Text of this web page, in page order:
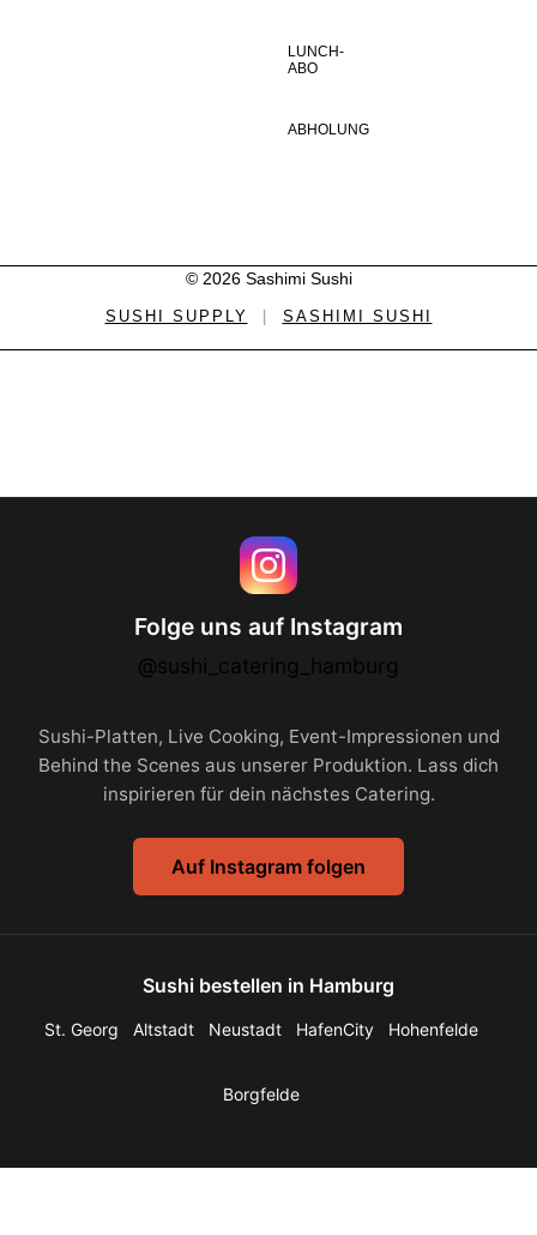
LUNCH-
ABO
ABHOLUNG
© 2026 Sashimi Sushi
SUSHI SUPPLY SASHIMI SUSHI
Folge uns auf Instagram
@sushi_catering_hamburg
Sushi-Platten, Live Cooking, Event-Impressionen und
Behind the Scenes aus unserer Produktion. Lass dich
inspirieren für dein nächstes Catering.
Auf Instagram folgen
Sushi bestellen in Hamburg
St. Georg Altstadt Neustadt HafenCity Hohenfelde
Borgfelde